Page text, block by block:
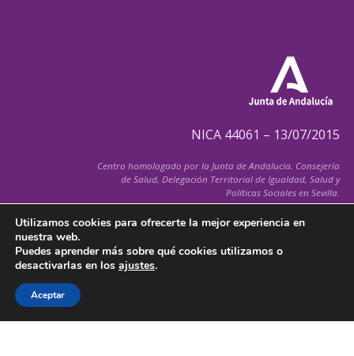
NICA 44061 – 13/07/2015
Centro homologado por la Junta de Andalucía. Consejería
de Salud, Delegación Territorial de Igualdad, Salud y
Políticas Sociales en Sevilla.
Todos los derechos reservados
Política de Cancelación de Citas–Aviso Legal–Política de Cookies–
Utilizamos cookies para ofrecerte la mejor experiencia en
nuestra web.
Puedes aprender más sobre qué cookies utilizamos o
desactivarlas en los ajustes.
Aceptar